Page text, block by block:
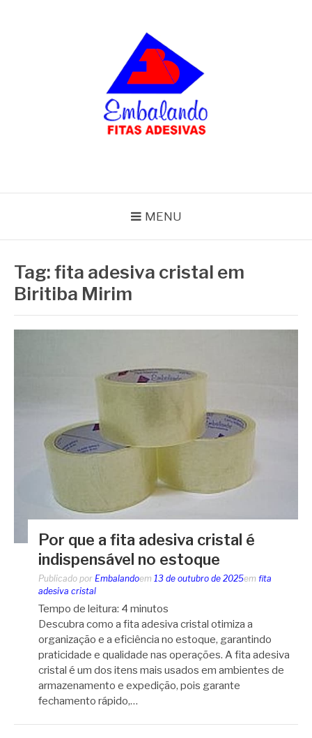
MENU
Tag:fita adesiva cristal em
Biritiba Mirim
Por que a fita adesiva cristal é
indispensável no estoque
Publicado por Embalandoem 13 de outubro de 2025em fita
adesiva cristal
Tempo de leitura: 4 minutos
Descubra como a fita adesiva cristal otimiza a
organização e a eficiência no estoque, garantindo
praticidade e qualidade nas operações. A fita adesiva
cristal é um dos itens mais usados em ambientes de
armazenamento e expedição, pois garante
fechamento rápido,…